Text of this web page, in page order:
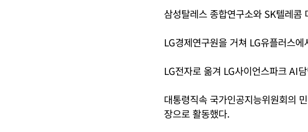
삼성탈레스 종합연구소와 SK텔레콤
LG경제연구원을 거쳐 LG유플러스
LG전자로 옮겨 LG사이언스파크 AI
대통령직속 국가인공지능위원회의
장으로 활동했다.